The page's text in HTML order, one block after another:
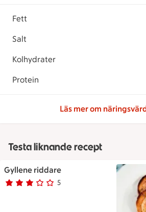
Fett
Salt
Kolhydrater
Protein
Läs mer om
Testa liknande recept
Gyllene riddare
Betyg 3 av 5.
5
5 personer har röstat
Gyllene